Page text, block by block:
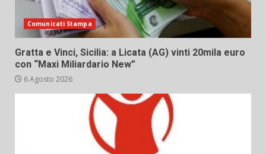
Comunicati Stampa
Gratta e Vinci, Sicilia: a Licata (AG) vinti 20mila euro
con “Maxi Miliardario New”
6 Agosto 2026